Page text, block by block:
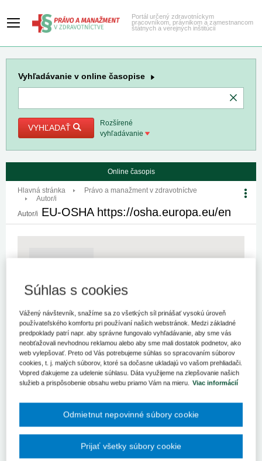
Portál určený zdravotníckym
pracovníkom, právnikom a zamestnancom
štátnych a verejných inštitúcií
Vyhľadávanie v online časopise
VYHĽADAŤ
Rozšírené
vyhľadávanie
Online časopis
Hlavná stránka
Právo a manažment v zdravotníctve
Autor/i
Autor/i EU-OSHA https://osha.europa.eu/en
Právo a manažment v zdravotníctve (0)
Aktuality (0)
Nárast pracovných úrazov v zdravotníctve
a sociálnej starostlivosti - výzvy a riešenia
pre bezpečnejšiu prácu
Najnovšia správa Európskej agentúry pre bezpečnosť a ochranu
zdravia pri práci (ďalej len „EU-OSHA“) upozorňuje na výrazný
Súhlas s cookies
Vážený návštevník, snažíme sa zo všetkých síl prinášať vysokú úroveň
používateľského komfortu pri používaní našich webstránok. Medzi základné
predpoklady patrí napr. aby správne fungovalo vyhľadávanie, aby sme vás
neobťažovali nevhodnou reklamou alebo aby sme mali dostatok podnetov, ako
web vylepšovať. Preto od Vás potrebujeme súhlas so spracovaním súborov
cookies, t. j. malých súborov, ktoré sa dočasne ukladajú vo vašom prehliadači.
Vopred ďakujeme za udelenie súhlasu. Dáta využijeme na zlepšovanie našich
služieb a prispôsobenie obsahu webu priamo Vám na mieru. Viac informácií
Odmietnut nepovinné súbory cookie
Prijať všetky súbory cookie